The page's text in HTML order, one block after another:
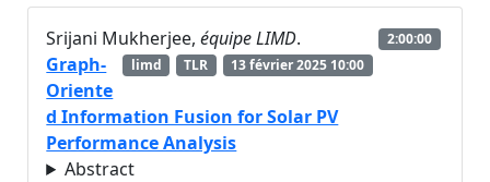
Srijani Mukherjee,équipe LIMD.
2:00:00
13 février 2025 10:00
TLR
limd
Graph-
Oriente
d Information Fusion for Solar PV
Performance Analysis
Abstract